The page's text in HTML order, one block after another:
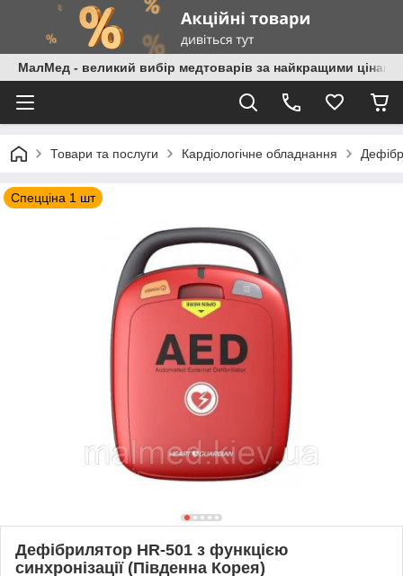
МалМед - великий вибір медтоварів за найкращими цінами
Товари та послуги Кардіологічне обладнання
Спецціна 1 шт
Дефібрилятор HR-501 з функцією
синхронізації (Південна Корея)